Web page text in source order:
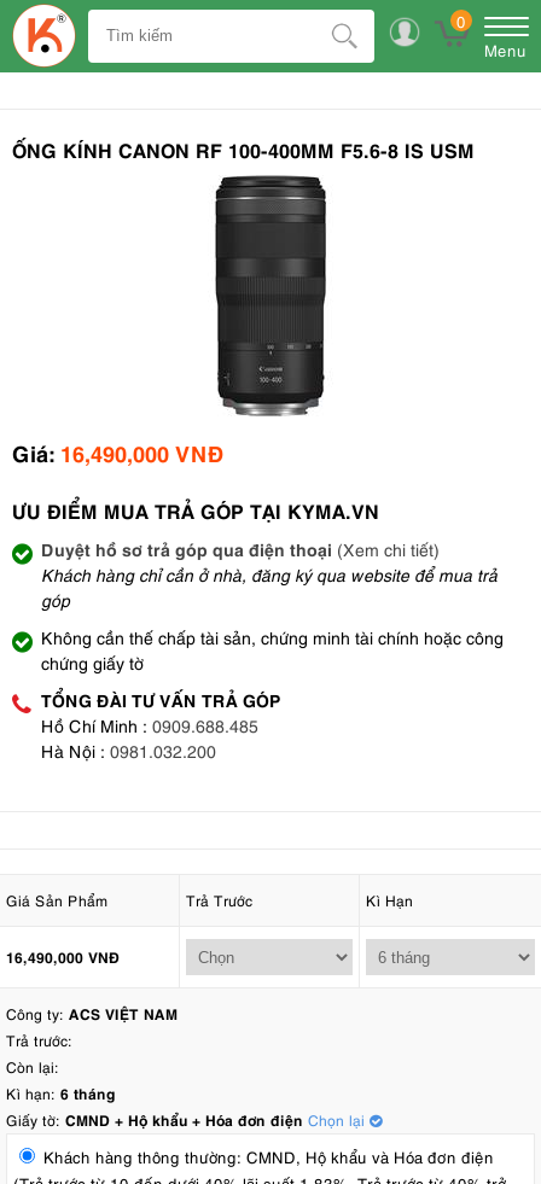
0
Menu
ỐNG KÍNH CANON RF 100-400MM F5.6-8 IS USM
Giá: 16,490,000 VNĐ
ƯU ĐIỂM MUA TRẢ GÓP TẠI KYMA.VN
Duyệt hồ sơ trả góp qua điện thoại (Xem chi tiết)
Khách hàng chỉ cần ở nhà, đăng ký qua website để mua trả
góp
Không cần thế chấp tài sản, chứng minh tài chính hoặc công
chứng giấy tờ
TỔNG ĐÀI TƯ VẤN TRẢ GÓP
Hồ Chí Minh : 0909.688.485
Hà Nội : 0981.032.200
Giá Sản Phẩm Trả Trước Kì Hạn
16,490,000 VNĐ
Công ty: ACS VIỆT NAM
Trả trước:
Còn lại:
Kì hạn: 6 tháng
Giấy tờ: CMND + Hộ khẩu + Hóa đơn điện Chọn lại
Khách hàng thông thường: CMND, Hộ khẩu và Hóa đơn điện